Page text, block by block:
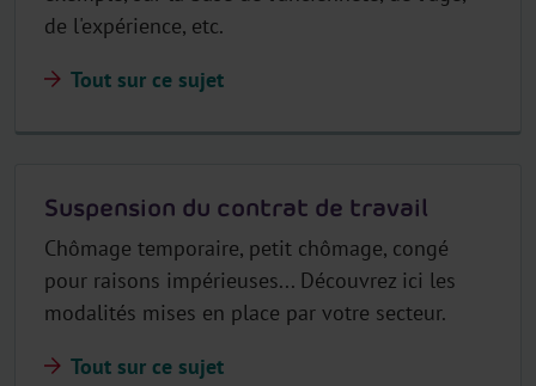
de l'expérience, etc.
Tout sur ce sujet
Suspension du contrat de travail
Chômage temporaire, petit chômage, congé
pour raisons impérieuses... Découvrez ici les
modalités mises en place par votre secteur.
Tout sur ce sujet